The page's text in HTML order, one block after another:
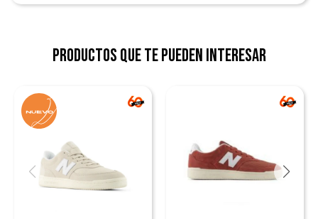
Productos que te pueden interesar